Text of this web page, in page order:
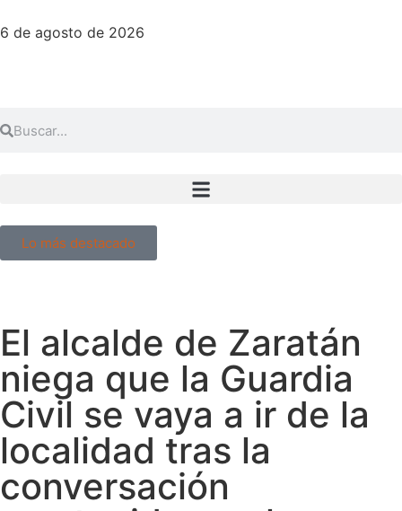
6 de agosto de 2026
Lo más destacado
El alcalde de Zaratán
niega que la Guardia
Civil se vaya a ir de la
localidad tras la
conversación